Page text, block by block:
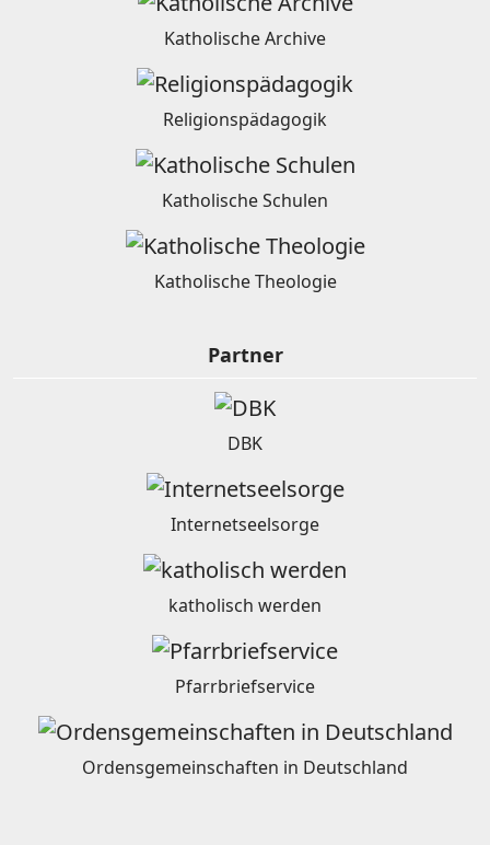
Katholische Archive
Religionspädagogik
Katholische Schulen
Katholische Theologie
Partner
DBK
Internetseelsorge
katholisch werden
Pfarrbriefservice
Ordensgemeinschaften in Deutschland